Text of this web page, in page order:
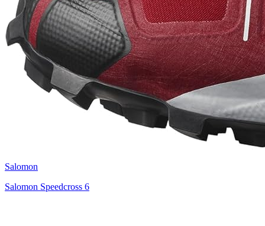
Salomon
Salomon Speedcross 6